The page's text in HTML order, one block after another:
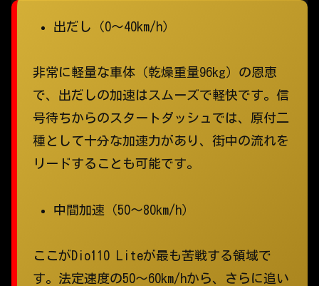
出だし（0～40km/h）
非常に軽量な車体（乾燥重量96kg）の恩恵
で、出だしの加速はスムーズで軽快です。信
号待ちからのスタートダッシュでは、原付二
種として十分な加速力があり、街中の流れを
リードすることも可能です。
中間加速（50～80km/h）
ここがDio110 Liteが最も苦戦する領域で
す。法定速度の50〜60km/hから、さらに追い